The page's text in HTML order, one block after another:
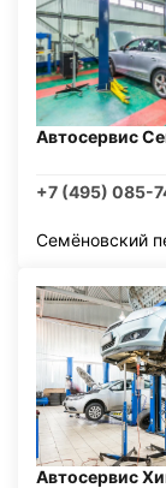
Автосервис
+7 (495) 085-
Семёновский
Автосервис